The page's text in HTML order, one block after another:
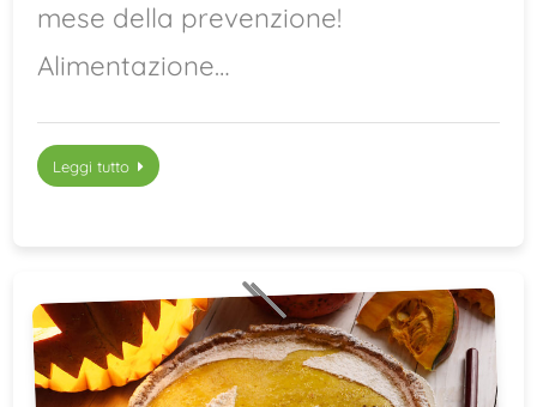
mese della prevenzione!
Alimentazione…
Leggi tutto